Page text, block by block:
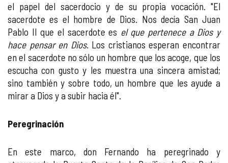
el papel del sacerdocio y de su propia vocación. "El
sacerdote es el hombre de Dios. Nos decía San Juan
Pablo II que el sacerdote es el que pertenece a Dios y
hace pensar en Dios. Los cristianos esperan encontrar
en el sacerdote no sólo un hombre que los acoge, que los
escucha con gusto y les muestra una sincera amistad;
sino también y sobre todo, un hombre que les ayude a
mirar a Dios y a subir hacia él".
Peregrinación
En este marco, don Fernando ha peregrinado y